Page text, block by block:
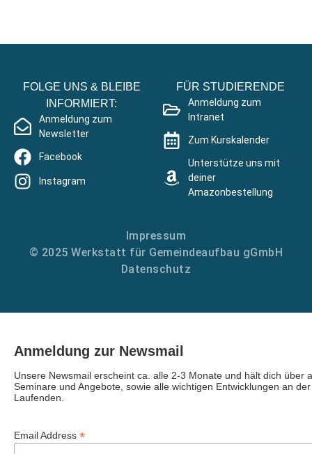
FOLGE UNS & BLEIBE
INFORMIERT:
Anmeldung zum
Newsletter
Facebook
Instagram
FÜR STUDIERENDE
Anmeldung zum
Intranet
Zum Kurskalender
Unterstütze uns mit
deiner
Amazonbestellung
Impressum
© 2025 Werkstatt für Gemeindeaufbau gGmbH
Datenschutz
Anmeldung zur Newsmail
Unsere Newsmail erscheint ca. alle 2-3 Monate und hält dich über
Seminare und Angebote, sowie alle wichtigen Entwicklungen an
Laufenden.
Email Address *